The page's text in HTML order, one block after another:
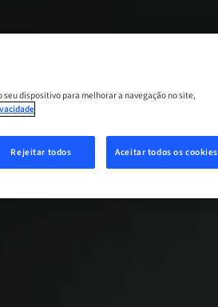
dispositivo para melhorar a navegação no site,
Rejeitar todos Aceitar todos os cookies